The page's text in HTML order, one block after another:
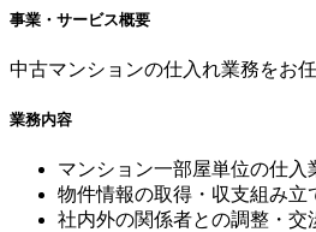
事業・サービス概要
中古マンションの仕入れ業務をお
業務内容
マンション一部屋単位の仕入
物件情報の取得・収支組み立
社内外の関係者との調整・交